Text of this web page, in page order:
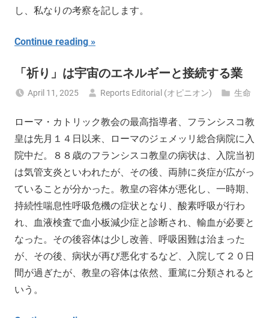
し、私なりの考察を記します。
Continue reading
「祈り」は宇宙のエネルギーと接続する業
April 11, 2025 Reports Editorial (オピニオン) 生命
ローマ・カトリック教会の最高指導者、フランシスコ教
皇は先月１４日以来、ローマのジェメッリ総合病院に入
院中だ。８８歳のフランシスコ教皇の病状は、入院当初
は気管支炎といわれたが、その後、両肺に炎症が広がっ
ていることが分かった。教皇の容体が悪化し、一時期、
持続性喘息性呼吸危機の症状となり、酸素呼吸が行わ
れ、血液検査で血小板減少症と診断され、輸血が必要と
なった。その後容体は少し改善、呼吸困難は治まった
が、その後、病状が再び悪化するなど、入院して２０日
間が過ぎたが、教皇の容体は依然、重篤に分類されると
いう。